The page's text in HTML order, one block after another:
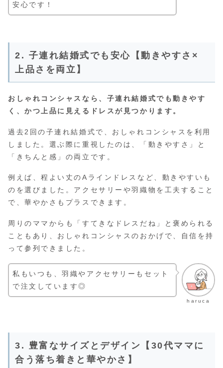
安心です！
2. 子連れ結婚式でも安心【動きやすさ×
上品さを両立】
おしゃれコンシャスなら、子連れ結婚式でも動きやす
く、かつ上品に見えるドレスが見つかります。
過去2回の子連れ結婚式で、おしゃれコンシャスを利用
しました。選ぶ際に重視したのは、「動きやすさ」と
「きちんと感」の両立です。
例えば、程よい丈のAラインドレスなど、動きやすいも
のを選びました。アクセサリーや羽織物を工夫すること
で、華やかさもプラスできます。
周りのママからも「すてきなドレスだね」と褒められる
こともあり、おしゃれコンシャスのおかげで、自信を持
って参列できました。
haruca
私もいつも、羽織やアクセサリーもセット
で注文しています◎
3. 豊富なサイズとデザイン【30代ママに
合う落ち着きと華やかさ】